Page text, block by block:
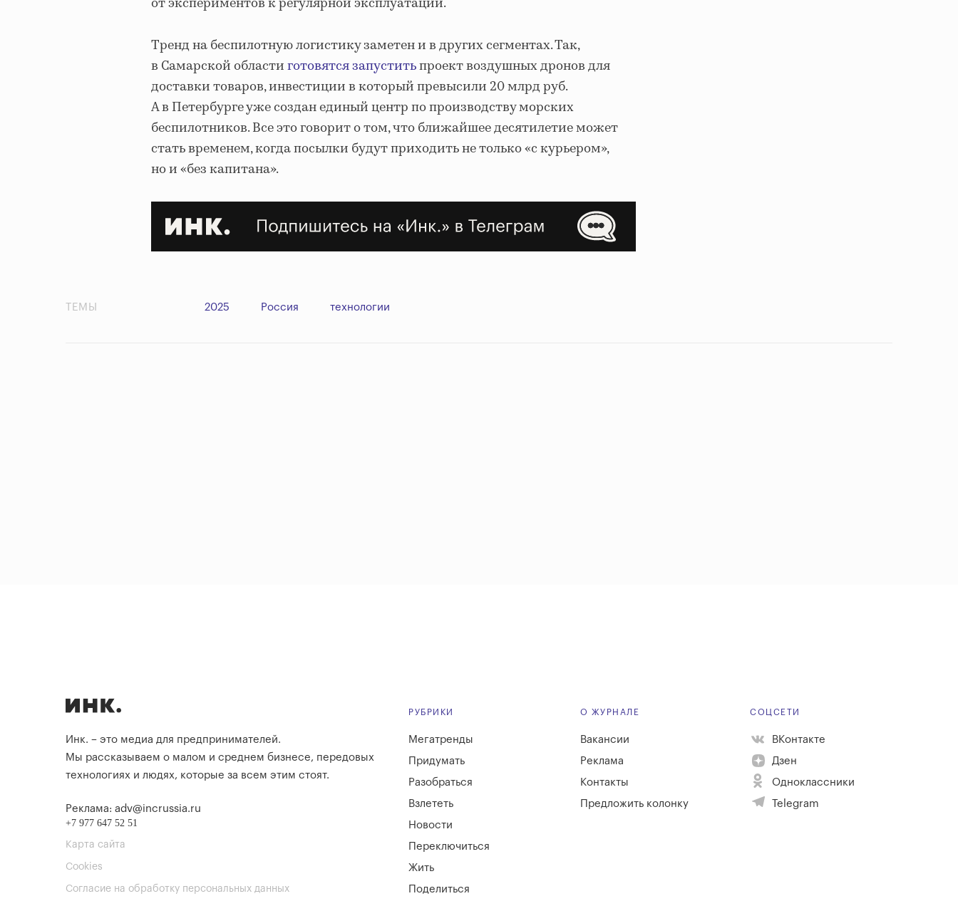
Тренд на беспилотную логистику заметен и в других сегментах. Так,
в Самарской областиготовятся запуститьпроект воздушных дронов для
доставки товаров, инвестиции в который превысили 20 млрд руб.
А в Петербурге уже создан единый центр по производству морских
беспилотников. Все это говорит о том, что ближайшее десятилетие может
стать временем, когда посылки будут приходить не только «с курьером»,
но и «без капитана».
ТЕМЫ 2025 Россия технологии
Инк. – это медиа для предпринимателей.
Мы рассказываем о малом и среднем бизнесе, передовых
технологиях и людях, которые за всем этим стоят.
Реклама: adv@incrussia.ru
+7 977 647 52 51
Карта сайта
Cookies
Согласие на обработку персональных данных
РУБРИКИ
Мегатренды
Придумать
Разобраться
Взлететь
Новости
Переключиться
Жить
Поделиться
О ЖУРНАЛЕ
Вакансии
Реклама
Контакты
Предложить колонку
СОЦСЕТИ
ВКонтакте
Дзен
Одноклассники
Telegram